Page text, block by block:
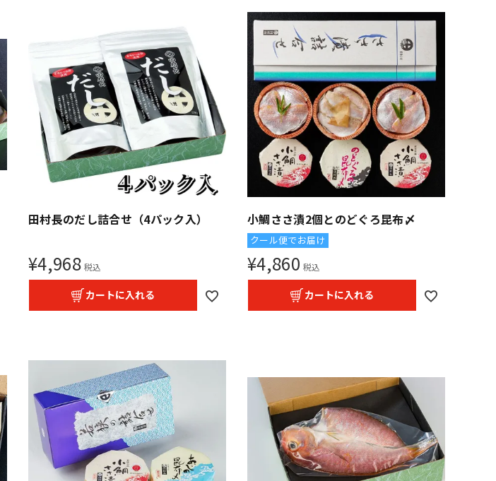
田村長のだし詰合せ（4パック入）
¥4,968 税込
カートに入れる
小鯛ささ漬2個とのどぐろ昆布〆
クール便でお届け
¥4,860 税込
カートに入れる